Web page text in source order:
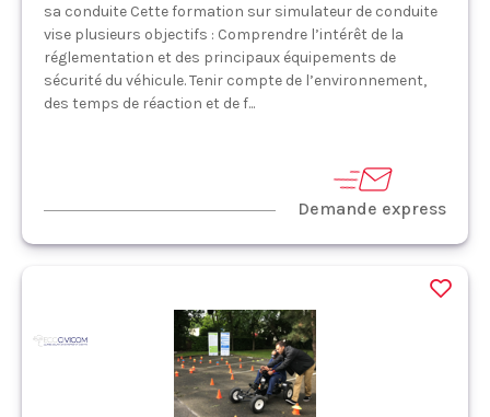
sa conduite Cette formation sur simulateur de conduite
vise plusieurs objectifs : Comprendre l’intérêt de la
réglementation et des principaux équipements de
sécurité du véhicule. Tenir compte de l’environnement,
des temps de réaction et de f...
Demande express